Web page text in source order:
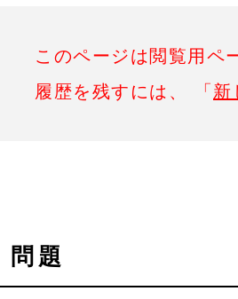
このページは閲覧用ペ
履歴を残すには、 「 新
問題